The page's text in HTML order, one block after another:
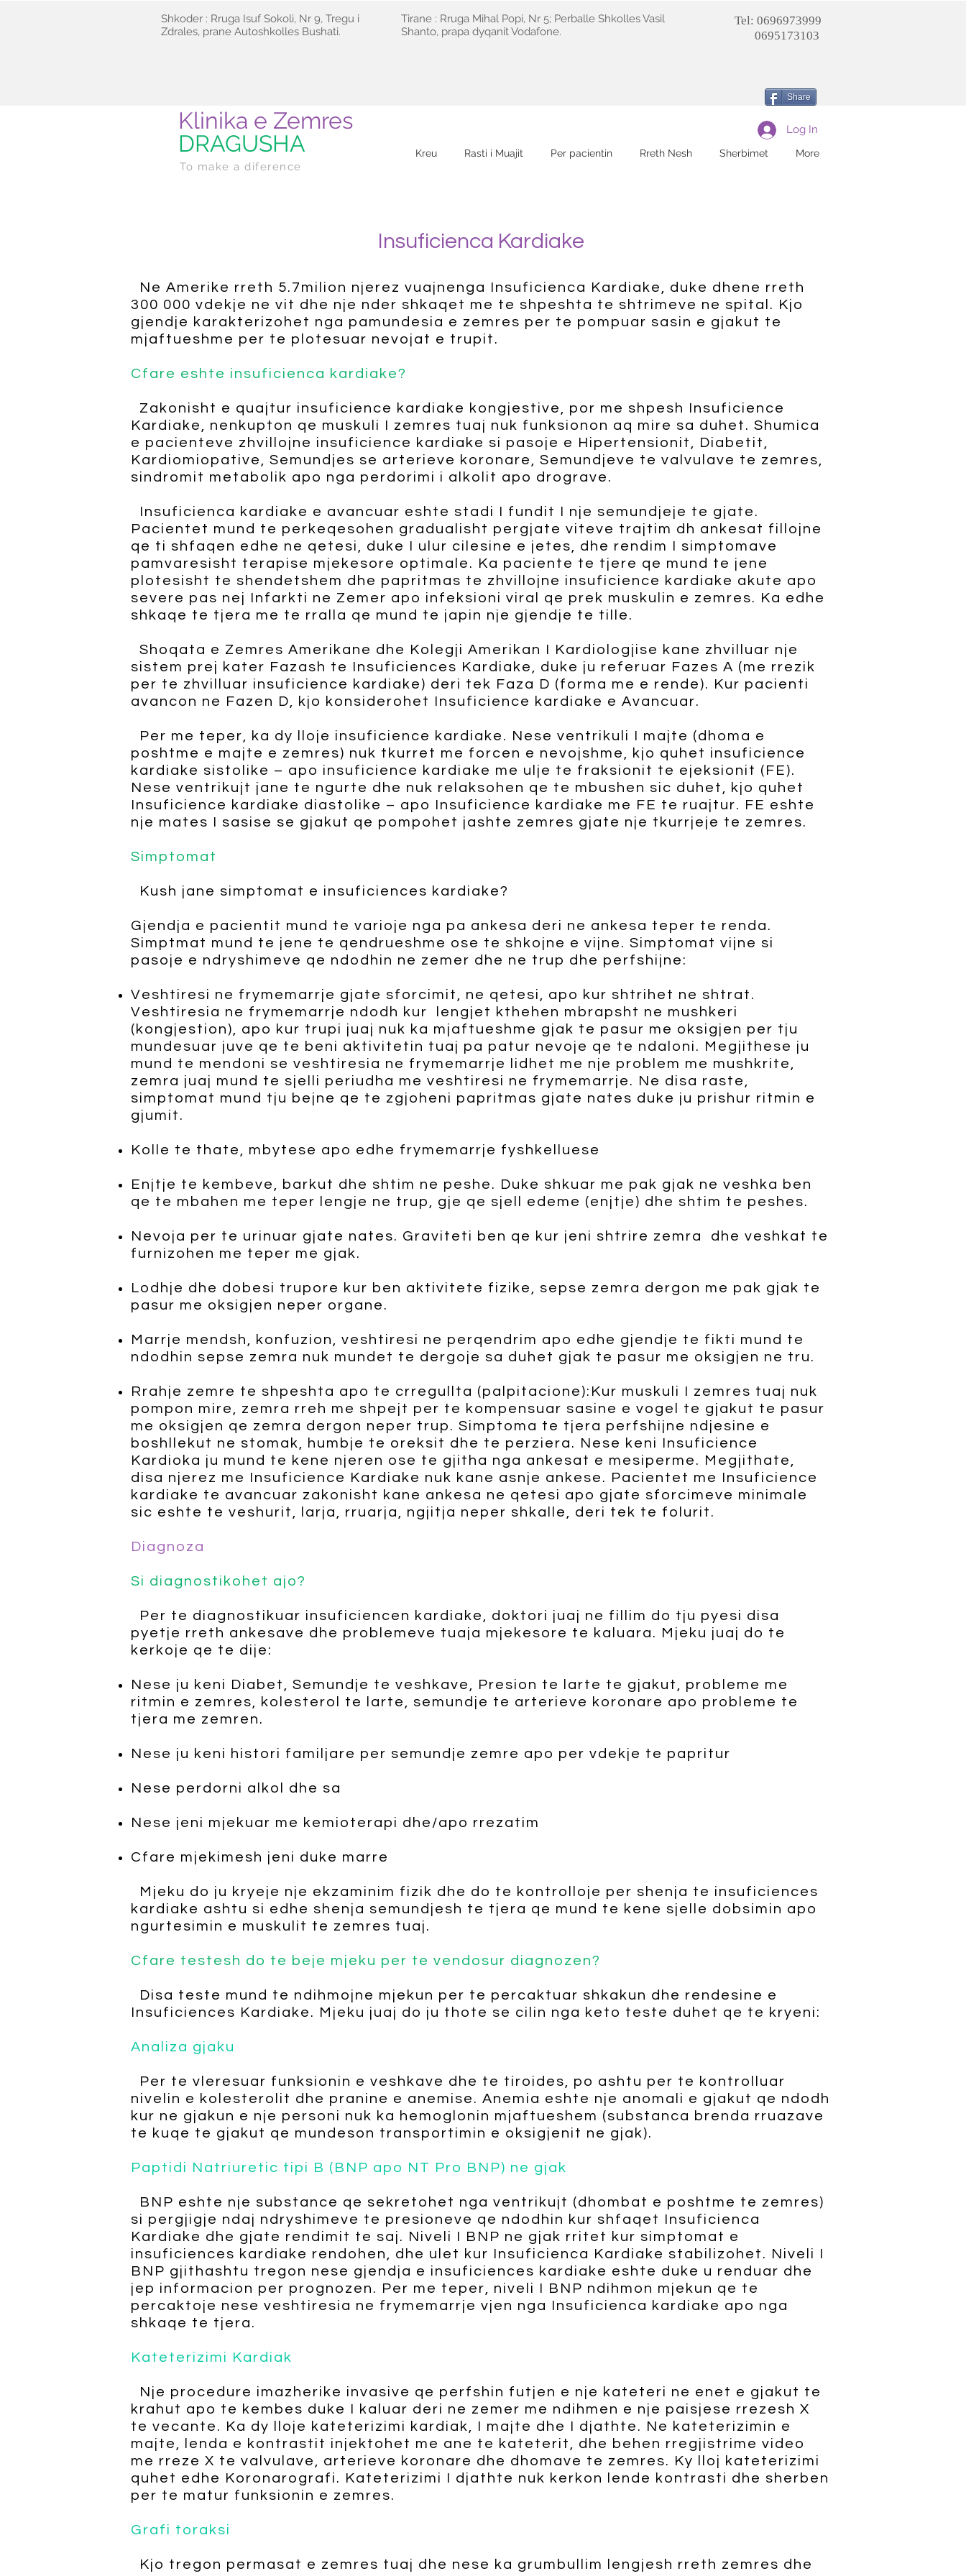
Shkoder : Rruga Isuf Sokoli, Nr 9, Tregu i
Zdrales, prane Autoshkolles Bushati.
Tirane : Rruga Mihal Popi, Nr 5; Perballe Shkolles Vasil
Shanto, prapa dyqanit Vodafone.
Tel: 0696973999
0695173103
Share
Klinika e Zemres
DRAGUSHA
To make a diference
Kreu Rasti i Muajit Per pacientin Rreth Nesh Sherbimet More
Log In
Insuficienca Kardiake
Ne Amerike rreth 5.7milion njerez vuajnenga Insuficienca Kardiake, duke dhene rreth
300 000 vdekje ne vit dhe nje nder shkaqet me te shpeshta te shtrimeve ne spital. Kjo
gjendje karakterizohet nga pamundesia e zemres per te pompuar sasin e gjakut te
mjaftueshme per te plotesuar nevojat e trupit.
Cfare eshte insuficienca kardiake?
Zakonisht e quajtur insuficience kardiake kongjestive, por me shpesh Insuficience
Kardiake, nenkupton qe muskuli I zemres tuaj nuk funksionon aq mire sa duhet. Shumica
e pacienteve zhvillojne insuficience kardiake si pasoje e Hipertensionit, Diabetit,
Kardiomiopative, Semundjes se arterieve koronare, Semundjeve te valvulave te zemres,
sindromit metabolik apo nga perdorimi i alkolit apo drograve.
Insuficienca kardiake e avancuar eshte stadi I fundit I nje semundjeje te gjate.
Pacientet mund te perkeqesohen gradualisht pergjate viteve trajtim dh ankesat fillojne
qe ti shfaqen edhe ne qetesi, duke I ulur cilesine e jetes, dhe rendim I simptomave
pamvaresisht terapise mjekesore optimale. Ka paciente te tjere qe mund te jene
plotesisht te shendetshem dhe papritmas te zhvillojne insuficience kardiake akute apo
severe pas nej Infarkti ne Zemer apo infeksioni viral qe prek muskulin e zemres. Ka edhe
shkaqe te tjera me te rralla qe mund te japin nje gjendje te tille.
Shoqata e Zemres Amerikane dhe Kolegji Amerikan I Kardiologjise kane zhvilluar nje
sistem prej kater Fazash te Insuficiences Kardiake, duke ju referuar Fazes A (me rrezik
per te zhvilluar insuficience kardiake) deri tek Faza D (forma me e rende). Kur pacienti
avancon ne Fazen D, kjo konsiderohet Insuficience kardiake e Avancuar.
Per me teper, ka dy lloje insuficience kardiake. Nese ventrikuli I majte (dhoma e
poshtme e majte e zemres) nuk tkurret me forcen e nevojshme, kjo quhet insuficience
kardiake sistolike – apo insuficience kardiake me ulje te fraksionit te ejeksionit (FE).
Nese ventrikujt jane te ngurte dhe nuk relaksohen qe te mbushen sic duhet, kjo quhet
Insuficience kardiake diastolike – apo Insuficience kardiake me FE te ruajtur. FE eshte
nje mates I sasise se gjakut qe pompohet jashte zemres gjate nje tkurrjeje te zemres.
Simptomat
Kush jane simptomat e insuficiences kardiake?
Gjendja e pacientit mund te varioje nga pa ankesa deri ne ankesa teper te renda.
Simptmat mund te jene te qendrueshme ose te shkojne e vijne. Simptomat vijne si
pasoje e ndryshimeve qe ndodhin ne zemer dhe ne trup dhe perfshijne:
Veshtiresi ne frymemarrje gjate sforcimit, ne qetesi, apo kur shtrihet ne shtrat.
Veshtiresia ne frymemarrje ndodh kur lengjet kthehen mbrapsht ne mushkeri
(kongjestion), apo kur trupi juaj nuk ka mjaftueshme gjak te pasur me oksigjen per tju
mundesuar juve qe te beni aktivitetin tuaj pa patur nevoje qe te ndaloni. Megjithese ju
mund te mendoni se veshtiresia ne frymemarrje lidhet me nje problem me mushkrite,
zemra juaj mund te sjelli periudha me veshtiresi ne frymemarrje. Ne disa raste,
simptomat mund tju bejne qe te zgjoheni papritmas gjate nates duke ju prishur ritmin e
gjumit.
Kolle te thate, mbytese apo edhe frymemarrje fyshkelluese
Enjtje te kembeve, barkut dhe shtim ne peshe. Duke shkuar me pak gjak ne veshka ben
qe te mbahen me teper lengje ne trup, gje qe sjell edeme (enjtje) dhe shtim te peshes.
Nevoja per te urinuar gjate nates. Graviteti ben qe kur jeni shtrire zemra dhe veshkat te
furnizohen me teper me gjak.
Lodhje dhe dobesi trupore kur ben aktivitete fizike, sepse zemra dergon me pak gjak te
pasur me oksigjen neper organe.
Marrje mendsh, konfuzion, veshtiresi ne perqendrim apo edhe gjendje te fikti mund te
ndodhin sepse zemra nuk mundet te dergoje sa duhet gjak te pasur me oksigjen ne tru.
Rrahje zemre te shpeshta apo te crregullta (palpitacione):Kur muskuli I zemres tuaj nuk
pompon mire, zemra rreh me shpejt per te kompensuar sasine e vogel te gjakut te pasur
me oksigjen qe zemra dergon neper trup. Simptoma te tjera perfshijne ndjesine e
boshllekut ne stomak, humbje te oreksit dhe te perziera. Nese keni Insuficience
Kardioka ju mund te kene njeren ose te gjitha nga ankesat e mesiperme. Megjithate,
disa njerez me Insuficience Kardiake nuk kane asnje ankese. Pacientet me Insuficience
kardiake te avancuar zakonisht kane ankesa ne qetesi apo gjate sforcimeve minimale
sic eshte te veshurit, larja, rruarja, ngjitja neper shkalle, deri tek te folurit.
Diagnoza
Si diagnostikohet ajo?
Per te diagnostikuar insuficiencen kardiake, doktori juaj ne fillim do tju pyesi disa
pyetje rreth ankesave dhe problemeve tuaja mjekesore te kaluara. Mjeku juaj do te
kerkoje qe te dije:
Nese ju keni Diabet, Semundje te veshkave, Presion te larte te gjakut, probleme me
ritmin e zemres, kolesterol te larte, semundje te arterieve koronare apo probleme te
tjera me zemren.
Nese ju keni histori familjare per semundje zemre apo per vdekje te papritur
Nese perdorni alkol dhe sa
Nese jeni mjekuar me kemioterapi dhe/apo rrezatim
Cfare mjekimesh jeni duke marre
Mjeku do ju kryeje nje ekzaminim fizik dhe do te kontrolloje per shenja te insuficiences
kardiake ashtu si edhe shenja semundjesh te tjera qe mund te kene sjelle dobsimin apo
ngurtesimin e muskulit te zemres tuaj.
Cfare testesh do te beje mjeku per te vendosur diagnozen?
Disa teste mund te ndihmojne mjekun per te percaktuar shkakun dhe rendesine e
Insuficiences Kardiake. Mjeku juaj do ju thote se cilin nga keto teste duhet qe te kryeni:
Analiza gjaku
Per te vleresuar funksionin e veshkave dhe te tiroides, po ashtu per te kontrolluar
nivelin e kolesterolit dhe pranine e anemise. Anemia eshte nje anomali e gjakut qe ndodh
kur ne gjakun e nje personi nuk ka hemoglonin mjaftueshem (substanca brenda rruazave
te kuqe te gjakut qe mundeson transportimin e oksigjenit ne gjak).
Paptidi Natriuretic tipi B (BNP apo NT Pro BNP) ne gjak
BNP eshte nje substance qe sekretohet nga ventrikujt (dhombat e poshtme te zemres)
si pergjigje ndaj ndryshimeve te presioneve qe ndodhin kur shfaqet Insuficienca
Kardiake dhe gjate rendimit te saj. Niveli I BNP ne gjak rritet kur simptomat e
insuficiences kardiake rendohen, dhe ulet kur Insuficienca Kardiake stabilizohet. Niveli I
BNP gjithashtu tregon nese gjendja e insuficiences kardiake eshte duke u renduar dhe
jep informacion per prognozen. Per me teper, niveli I BNP ndihmon mjekun qe te
percaktoje nese veshtiresia ne frymemarrje vjen nga Insuficienca kardiake apo nga
shkaqe te tjera.
Kateterizimi Kardiak
Nje procedure imazherike invasive qe perfshin futjen e nje kateteri ne enet e gjakut te
krahut apo te kembes duke I kaluar deri ne zemer me ndihmen e nje paisjese rrezesh X
te vecante. Ka dy lloje kateterizimi kardiak, I majte dhe I djathte. Ne kateterizimin e
majte, lenda e kontrastit injektohet me ane te kateterit, dhe behen rregjistrime video
me rreze X te valvulave, arterieve koronare dhe dhomave te zemres. Ky lloj kateterizimi
quhet edhe Koronarografi. Kateterizimi I djathte nuk kerkon lende kontrasti dhe sherben
per te matur funksionin e zemres.
Grafi toraksi
Kjo tregon permasat e zemres tuaj dhe nese ka grumbullim lengjesh rreth zemres dhe